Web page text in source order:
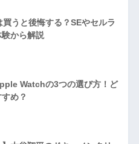
うと後悔する？SEやセルラ
から解説
Watchの3つの選び方！ど
め？